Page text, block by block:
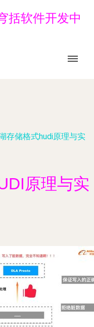
括软件开发中
存储格式hudi原理与实
原理与实